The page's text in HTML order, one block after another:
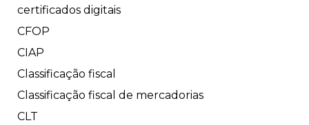
certificados digitais
CFOP
CIAP
Classificação fiscal
Classificação fiscal de mercadorias
CLT